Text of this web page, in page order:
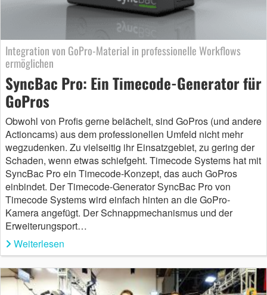
Integration von GoPro-Material in professionelle Workflows
ermöglichen
SyncBac Pro: Ein Timecode-Generator für
GoPros
Obwohl von Profis gerne belächelt, sind GoPros (und andere
Actioncams) aus dem professionellen Umfeld nicht mehr
wegzudenken. Zu vielseitig ihr Einsatzgebiet, zu gering der
Schaden, wenn etwas schiefgeht. Timecode Systems hat mit
SyncBac Pro ein Timecode-Konzept, das auch GoPros
einbindet. Der Timecode-Generator SyncBac Pro von
Timecode Systems wird einfach hinten an die GoPro-
Kamera angefügt. Der Schnappmechanismus und der
Erweiterungsport…
Weiterlesen